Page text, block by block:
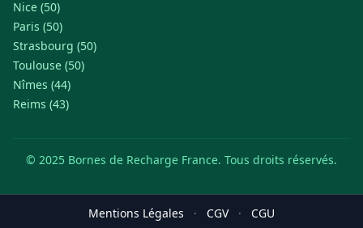
Nice (50)
Paris (50)
Strasbourg (50)
Toulouse (50)
Nîmes (44)
Reims (43)
© 2025 Bornes de Recharge France. Tous droits réservés.
Mentions Légales · CGV · CGU